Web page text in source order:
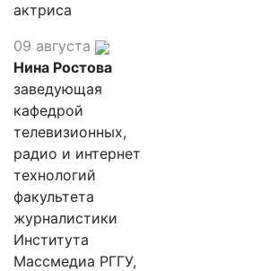
актриса
09 августа
Нина Ростова
заведующая
кафедрой
телевизионных,
радио и интернет
технологий
факультета
журналистики
Института
Массмедиа РГГУ,